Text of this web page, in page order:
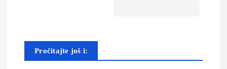
c
Pročitajte još i: